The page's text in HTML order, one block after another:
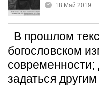
18 Май 2019
В прошлом
богословском
задаться